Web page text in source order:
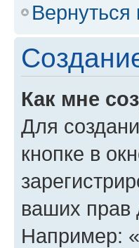
Вернуться
Как мне
Для
кнопке в
ваших прав
Например: